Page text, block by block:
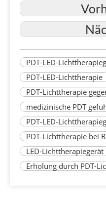
PDT-LED-
PDT-LED-Lichttherapie
PDT-Lichttherapie
medizinische PDT
PDT-LED-
PDT-Lichttherapie bei
LED-Lichttherapiegerät
Erholung durch PDT-